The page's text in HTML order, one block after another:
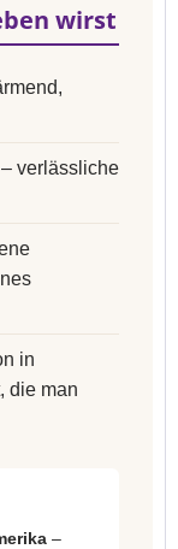
wirst
verlässliche
in
die man
–